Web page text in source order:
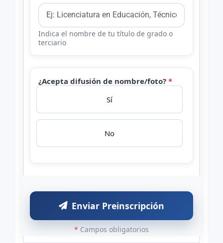
Indica el nombre de tu título de grado o
terciario
¿Acepta difusión de nombre/foto?*
Sí
No
Enviar Preinscripción
* Campos obligatorios